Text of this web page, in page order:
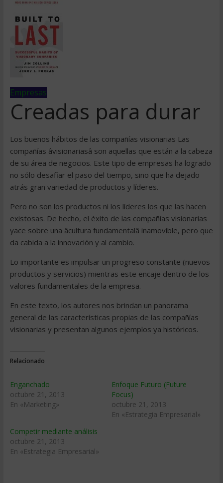
Empresas
Creadas para durar
Los buenos hábitos de las compañías visionarias Las
compañías âvisionariasâ son aquellas que están a la cabeza
de su área de negocios. Este tipo de empresas ha logrado
no sólo desafiar el paso del tiempo, sino que ha dejado
atrás gran variedad de productos y líderes.
Pero no son los productos ni los líderes los que las hacen
existosas. De hecho, el éxito de las compañías visionarias
yace sobre una âcultura fundamentalâ inamovible, pero que
da cabida a la innovación y al cambio.
Lo importante es impulsar un progreso constante (nuevos
productos y servicios) mientras este encaje dentro de los
valores fundamentales de la empresa.
En este texto, los autores nos brindan un panorama
general de las características propias de las compañías
visionarias y presentan algunos ejemplos ya históricos.
Relacionado
Enganchado
octubre 21, 2013
En «Marketing»
Enfoque Futuro (Future
Focus)
octubre 21, 2013
En «Estrategia Empresarial»
Competir mediante análisis
octubre 21, 2013
En «Estrategia Empresarial»